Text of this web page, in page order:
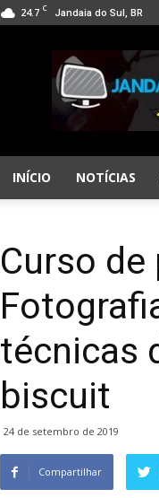
24.7 C Jandaia do Sul, BR
Jandaia
Online
INÍCIO NOTÍCIAS
Curso
técnicas
biscuit
24 de setembro de 2019
Compartilhar